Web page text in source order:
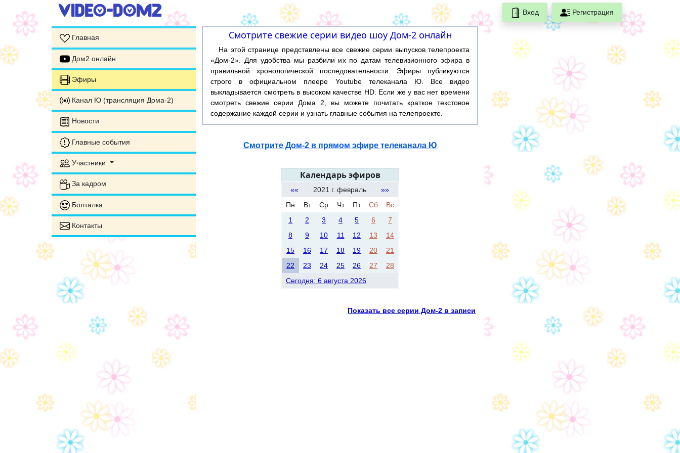
Вход Регистрация
Главная
Дом2 онлайн
Эфиры
Канал Ю (трансляция Дома-2)
Новости
Главные события
Участники
За кадром
Болталка
Контакты
Смотрите свежие серии видео шоу Дом-2 онлайн
На этой странице представлены все свежие серии выпусков телепроекта
«Дом-2». Для удобства мы разбили их по датам телевизионного эфира в
правильной хронологической последовательности. Эфиры публикуются
строго в официальном плеере Youtube телеканала Ю. Все видео
выкладывается смотреть в высоком качестве HD. Если же у вас нет времени
смотреть свежие серии Дома 2, вы можете почитать краткое текстовое
содержание каждой серии и узнать главные события на телепроекте.
Смотрите Дом-2 в прямом эфире телеканала Ю
Календарь эфиров
«« 2021 г. февраль
»»
Пн
Вт Ср Чт Пт Сб
Вс
1
2 3 4 5 6
7
8
9 10 11 12 13
14
15
16 17 18 19 20
21
22
23 24 25 26 27
28
Сегодня: 6 августа 2026
Показать все серии Дом-2 в записи